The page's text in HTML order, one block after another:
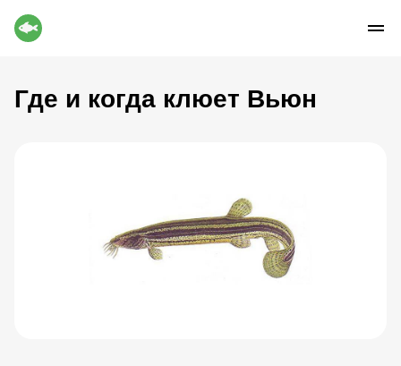
Где и когда клюет Вьюн